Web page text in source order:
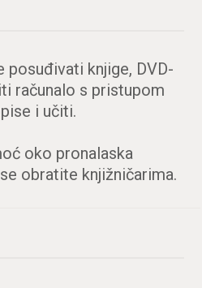
posuđivati knjige, DVD-
računalo s pristupom
i učiti.
oko pronalaska
obratite knjižničarima.